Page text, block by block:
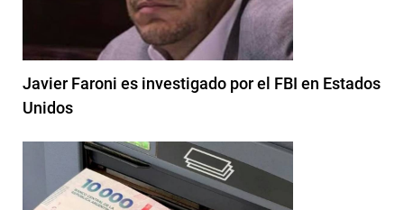
Javier Faroni es investigado por el FBI en Estados
Unidos